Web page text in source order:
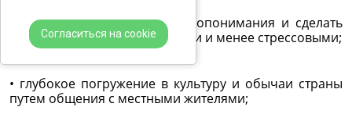
• возможность избежать недопонимания и сделать
путешествия более приятными и менее стрессовыми;
• глубокое погружение в культуру и обычаи страны
путем общения с местными жителями;
Согласиться на cookie